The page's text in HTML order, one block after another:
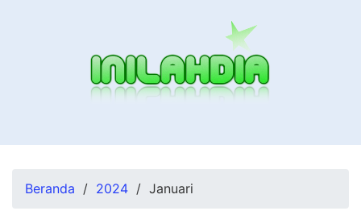
Beranda 2024 Januari